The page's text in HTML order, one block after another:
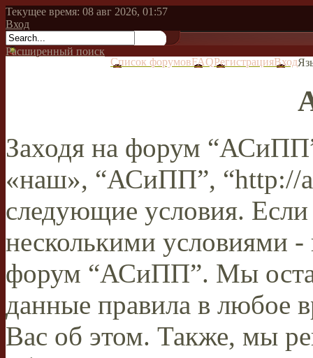
Текущее время: 08 авг 2026, 01:57
Вход
Расширенный поиск
Список форумовFAQРегистрацияВход
Заходя на форум
«наш», “АСиПП”, “http://
следующие условия.
несколькими условиями -
форум “АСиПП”. Мы
данные правила в любое
Вас об этом. Также, мы